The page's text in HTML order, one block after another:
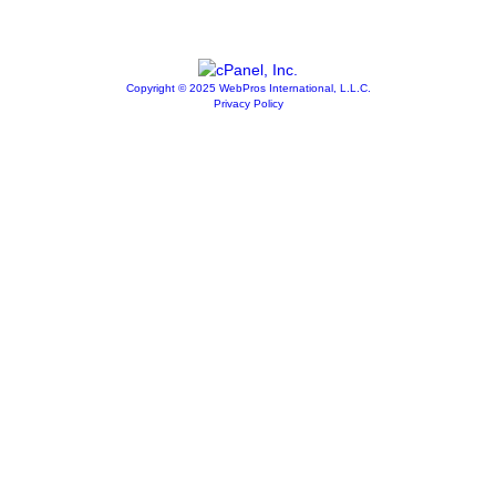
Copyright © 2025 WebPros International, L.L.C.
Privacy Policy